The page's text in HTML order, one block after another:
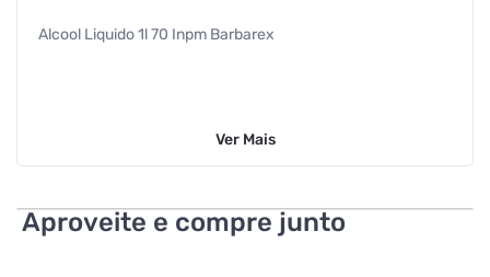
Alcool Liquido 1l 70 Inpm Barbarex
Ver Mais
Aproveite e compre junto